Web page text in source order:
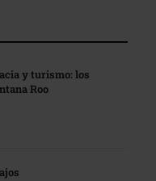
y turismo: los
Roo